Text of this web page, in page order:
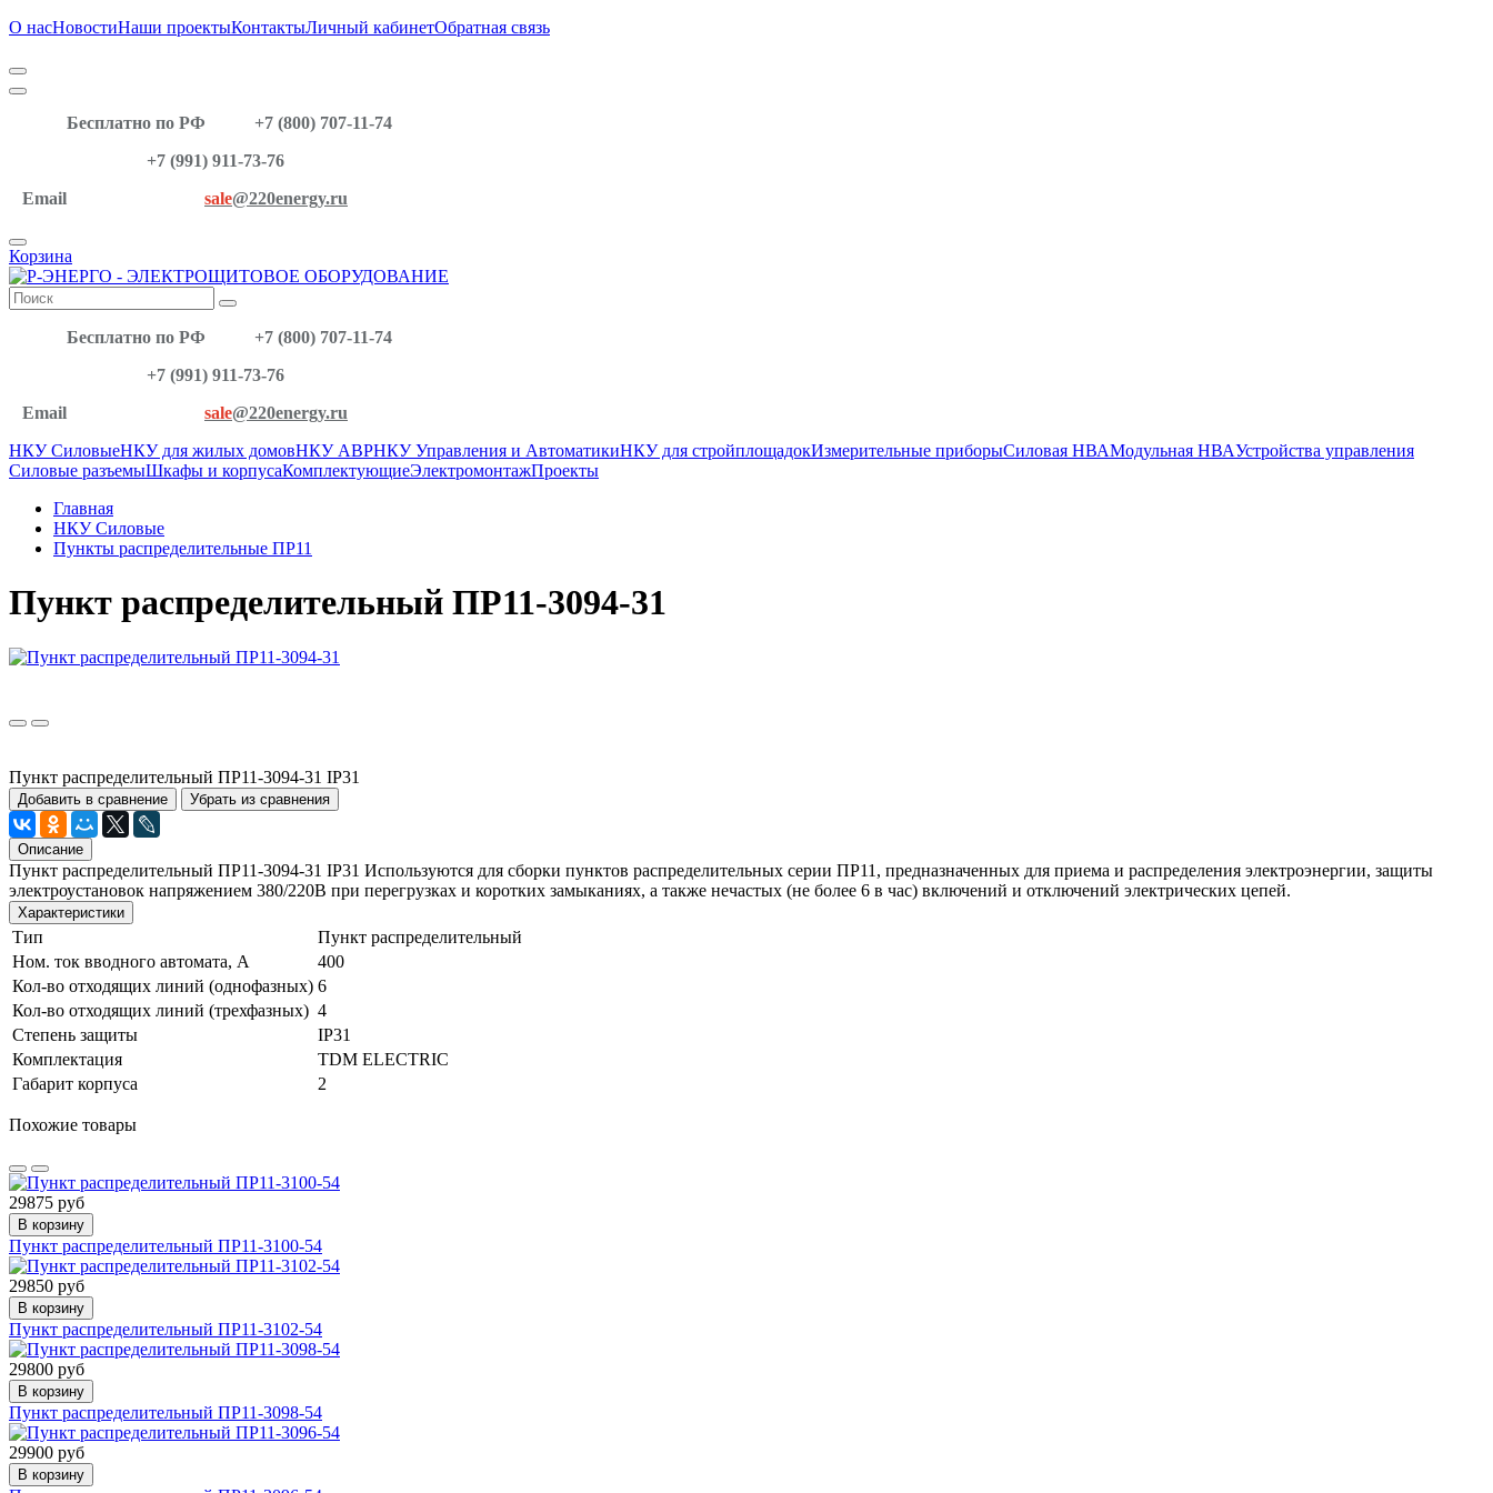
О насНовостиНаши проектыКонтактыЛичный кабинетОбратная связь
Бесплатно по РФ
+7 (800) 707-11-74
+7 (991) 911-73-76
Email
sale@220energy.ru
Корзина
Бесплатно по РФ
+7 (800) 707-11-74
+7 (991) 911-73-76
Email
sale@220energy.ru
НКУ СиловыеНКУ для жилых домовНКУ АВРНКУ Управления и АвтоматикиНКУ для стройплощадокИзмерительные приборыСиловая НВАМодульная НВАУстройства управления
Силовые разъемыШкафы и корпусаКомплектующиеЭлектромонтажПроекты
Главная
НКУ Силовые
Пункты распределительные ПР11
Пункт распределительный ПР11-3094-31
Пункт распределительный ПР11-3094-31 IP31
Добавить в сравнение Убрать из сравнения
Описание
Пункт распределительный ПР11-3094-31 IP31 Используются для сборки пунктов распределительных серии ПР11, предназначенных для приема и распределения электроэнергии, защиты
электроустановок напряжением 380/220В при перегрузках и коротких замыканиях, а также нечастых (не более 6 в час) включений и отключений электрических цепей.
Характеристики
Тип
Пункт распределительный
Ном. ток вводного автомата, А
400
Кол-во отходящих линий (однофазных) 6
Кол-во отходящих линий (трехфазных) 4
Степень защиты
IP31
Комплектация
TDM ELECTRIC
Габарит корпуса
2
Похожие товары
29875 руб
В корзину
Пункт распределительный ПР11-3100-54
29850 руб
В корзину
Пункт распределительный ПР11-3102-54
29800 руб
В корзину
Пункт распределительный ПР11-3098-54
29900 руб
В корзину